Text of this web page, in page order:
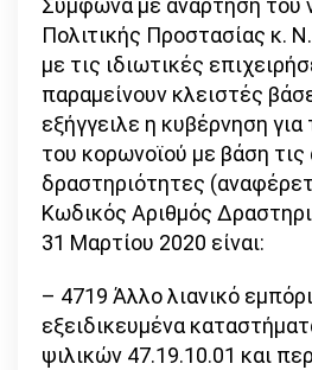
Σύμφωνα με ανάρτηση του
Πολιτικής Προστασίας κ.
με τις ιδιωτικές
παραμείνουν κλειστές
εξήγγειλε η κυβέρνηση
του κορωνοϊού με βάση
δραστηριότητες
Κωδικός Αριθμός
31 Μαρτίου 2020 είναι:
– 4719 Άλλο λιανικό
εξειδικευμένα
ψιλικών 47.19.10.01 και